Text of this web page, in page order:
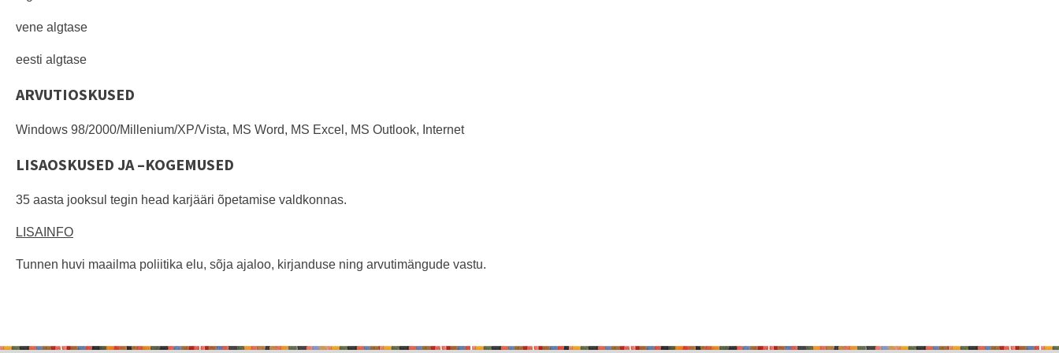
vene algtase
eesti algtase
ARVUTIOSKUSED
Windows 98/2000/Millenium/XP/Vista, MS Word, MS Excel, MS Outlook, Internet
LISAOSKUSED JA –KOGEMUSED
35 aasta jooksul tegin head karjääri õpetamise valdkonnas.
LISAINFO
Tunnen huvi maailma poliitika elu, sõja ajaloo, kirjanduse ning arvutimängude vastu.